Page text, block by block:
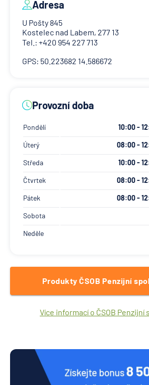
Adresa
U Pošty 845
Kostelec nad Labem, 277 13
Tel.: +420 954 227 713
GPS: 50.223682 14.586672
Provozní doba
Pondělí 10:00 -
Úterý 08:00 -
Středa 10:00 -
Čtvrtek 08:00 -
Pátek 08:00 -
Sobota
Neděle
Produkty ČSOB Penzijní
Více informací o ČSOB